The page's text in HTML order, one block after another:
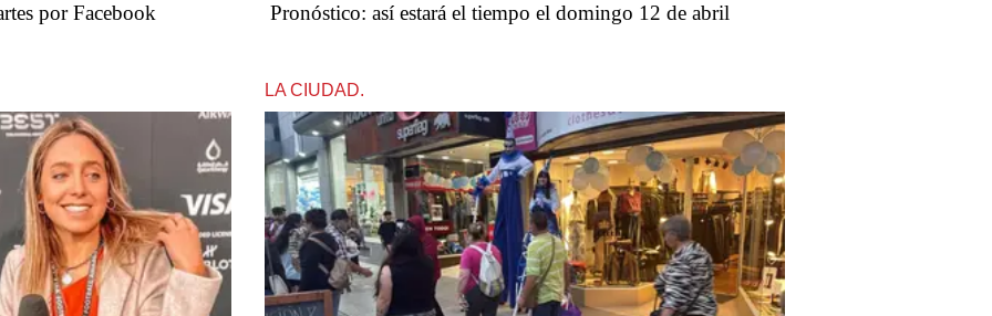
por Facebook Pronóstico: así estará el tiempo el domingo 12 de abril
LA CIUDAD.